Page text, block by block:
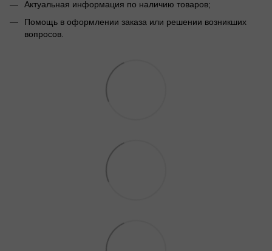
Актуальная информация по наличию товаров;
Помощь в оформлении заказа или решении возникших
вопросов.